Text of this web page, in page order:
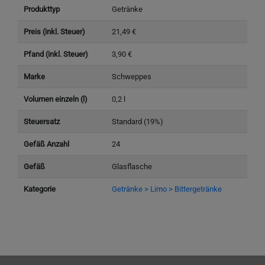
Produkttyp Getränke
Preis (inkl. Steuer) 21,49 €
Pfand (inkl. Steuer) 3,90 €
Marke Schweppes
Volumen einzeln (l) 0,2 l
Steuersatz Standard (19%)
Gefäß Anzahl 24
Gefäß Glasflasche
Kategorie Getränke > Limo > Bittergetränke